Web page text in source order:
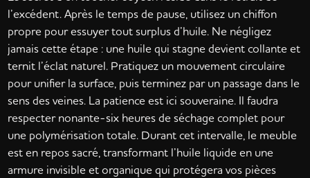
l’excédent. Après le temps de pause, utilisez un chiffon
propre pour essuyer tout surplus d’huile. Ne négligez
jamais cette étape : une huile qui stagne devient collante et
ternit l’éclat naturel. Pratiquez un mouvement circulaire
pour unifier la surface, puis terminez par un passage dans le
sens des veines. La patience est ici souveraine. Il faudra
respecter nonante-six heures de séchage complet pour
une polymérisation totale. Durant cet intervalle, le meuble
est en repos sacré, transformant l’huile liquide en une
armure invisible et organique qui protégera vos pièces